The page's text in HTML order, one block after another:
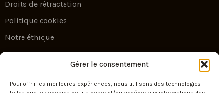
Gérer le consentement
Pour offrir les meilleures expériences, nous utilisons des technologies
Droits de rétractation
Politique cookies
Notre éthique